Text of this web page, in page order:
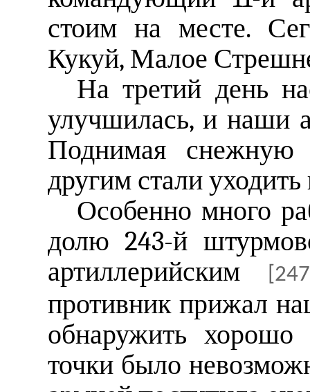
стоим на месте.
Кукуй, Малое
На третий день
улучшилась, и наши
Поднимая
другим стали уходить
Особенно много
долю 243-й
артиллерийским
противник прижал
обнаружить хорошо
точки было